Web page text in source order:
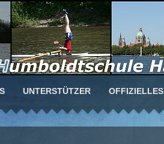
UNTERSTÜTZER OFFIZIELLES